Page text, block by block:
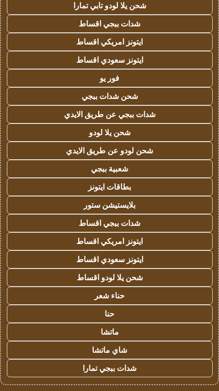
شحن يلا لودو تابي تمارا
شدات ببجي اقساط
ايتونز امريكي اقساط
ايتونز سعودي اقساط
فور يو
شحن شدات ببجي
شدات ببجي عن طريق الايدي
شحن يلا لودو
شحن لودو عن طريق الايدي
شعبية ببجي
بطاقات ايتونز
بلايستيشن ستور
شدات ببجي اقساط
ايتونز امريكي اقساط
ايتونز سعودي اقساط
شحن يلا لودو اقساط
حناء شعر
حنا
ماتشا
شاي ماتشا
شدات ببجي تمارا